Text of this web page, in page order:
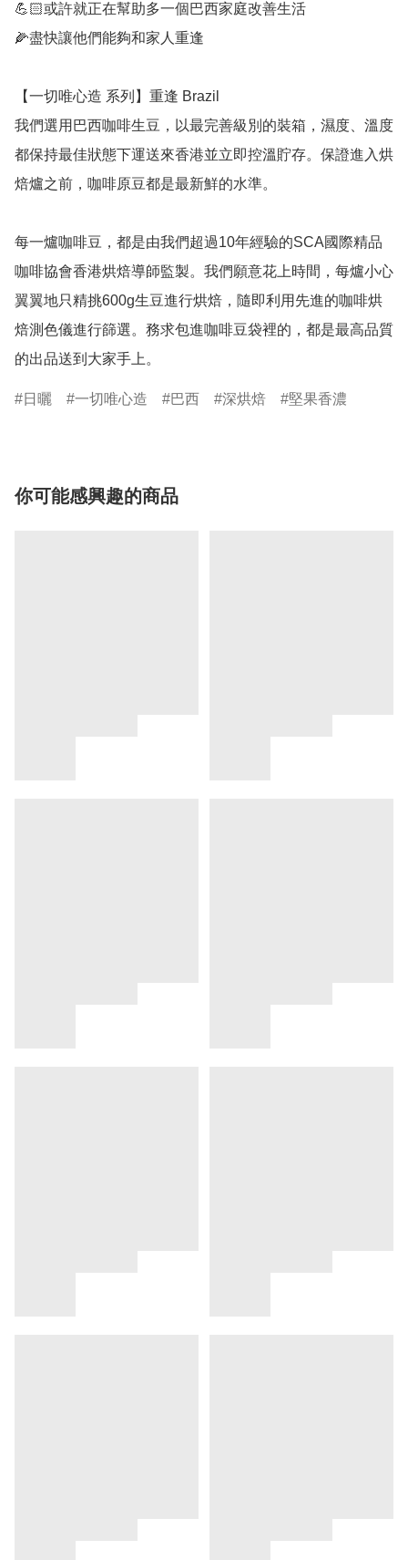
💪🏻或許就正在幫助多一個巴西家庭改善生活
🌽盡快讓他們能夠和家人重逢
【一切唯心造 系列】重逢 Brazil
我們選用巴西咖啡生豆，以最完善級別的裝箱，濕度、溫度
都保持最佳狀態下運送來香港並立即控溫貯存。保證進入烘
焙爐之前，咖啡原豆都是最新鮮的水準。
每一爐咖啡豆，都是由我們超過10年經驗的SCA國際精品
咖啡協會香港烘焙導師監製。我們願意花上時間，每爐小心
翼翼地只精挑600g生豆進行烘焙，隨即利用先進的咖啡烘
焙測色儀進行篩選。務求包進咖啡豆袋裡的，都是最高品質
日曬 一切唯心造 巴西 深烘焙 堅果香濃
你可能感興趣的商品